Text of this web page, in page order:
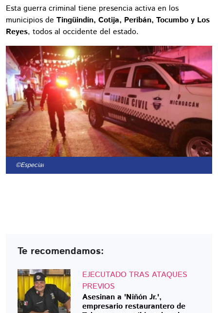
Esta guerra criminal tiene presencia activa en los
municipios de Tingüindín, Cotija, Peribán, Tocumbo y Los
Reyes, todos al occidente del estado.
©Especial
Te recomendamos:
EJECUTADO TRAS ATAQUES
PREVIOS
Asesinan a 'Niñón Jr.',
empresario restaurantero de